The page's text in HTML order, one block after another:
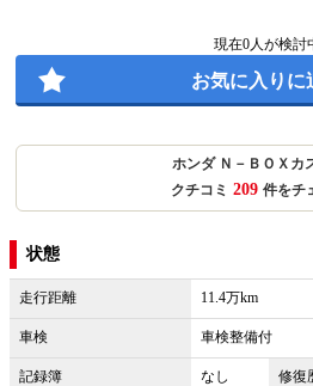
現在0人が検討
お気に入りに
ホンダ Ｎ－ＢＯＸカ
クチコミ 209 件をチ
状態
走行距離 11.4万km
車検 車検整備付
記録簿 なし 修復